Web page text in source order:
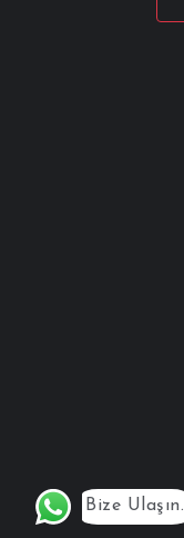
Bize Ulaşın.